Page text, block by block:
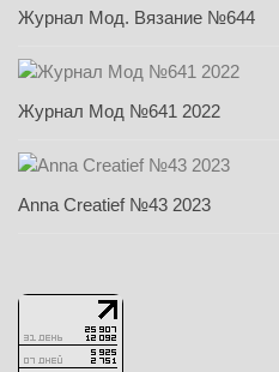
Журнал Мод. Вязание №644
Журнал Мод №641 2022
Anna Creatief №43 2023